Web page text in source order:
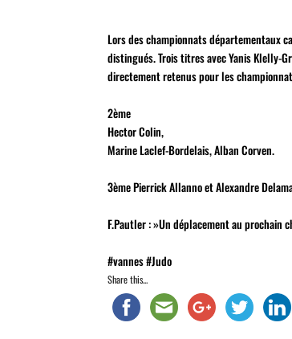
Lors des championnats départementaux
distingués. Trois titres avec Yanis Klelly-
directement retenus pour les
2ème
Hector Colin,
Marine Laclef-Bordelais, Alban Corven.
3ème Pierrick Allanno et Alexandre
F.Pautler : »Un déplacement au prochain
#vannes #Judo
Share this...